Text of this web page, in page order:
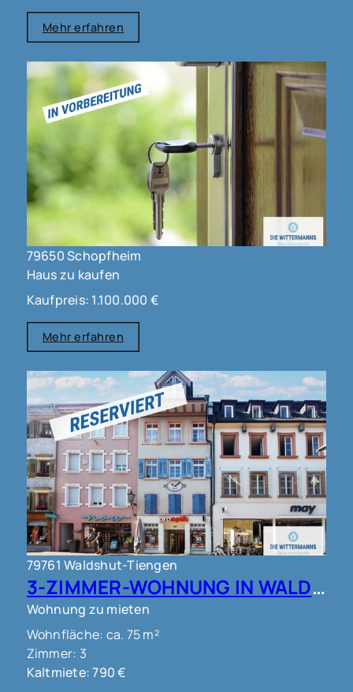
Mehr erfahren
79650 Schopfheim
Haus zu kaufen
Kaufpreis: 1.100.000 €
Mehr erfahren
79761 Waldshut-Tiengen
3-ZIMMER-WOHNUNG IN WALDSHUT !!!
Wohnung zu mieten
Wohnfläche: ca. 75 m²
Zimmer: 3
Kaltmiete: 790 €